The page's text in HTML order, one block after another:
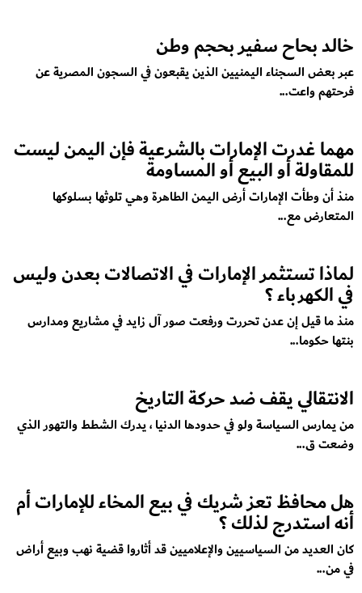
خالد بحاح سفير بحجم وطن
عبر بعض السجناء اليمنيين الذين يقبعون في السجون المصرية عن
فرحتهم واعت...
مهما غدرت الإمارات بالشرعية فإن اليمن ليست
للمقاولة أو البيع أو المساومة
منذ أن وطأت الإمارات أرض اليمن الطاهرة وهي تلوثها بسلوكها
المتعارض مع...
لماذا تستثمر الإمارات في الاتصالات بعدن وليس
في الكهرباء ؟
منذ ما قيل إن عدن تحررت ورفعت صور آل زايد في مشاريع ومدارس
بنتها حكوما...
الانتقالي يقف ضد حركة التاريخ
من يمارس السياسة ولو في حدودها الدنيا ، يدرك الشطط والتهور الذي
وضعت ق...
هل محافظ تعز شريك في بيع المخاء للإمارات أم
أنه استدرج لذلك ؟
كان العديد من السياسيين والإعلاميين قد أثاروا قضية نهب وبيع أراض
في من...